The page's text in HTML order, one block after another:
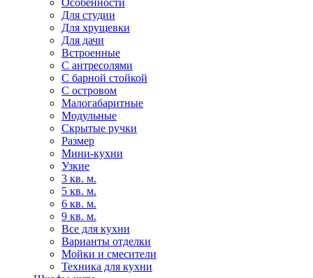
Особенности
Для студии
Для хрущевки
Для дачи
Встроенные
С антресолями
С барной стойкой
С островом
Малогабаритные
Модульные
Скрытые ручки
Размер
Мини-кухни
Узкие
3 кв. м.
5 кв. м.
6 кв. м.
9 кв. м.
Все для кухни
Варианты отделки
Мойки и смесители
Техника для кухни